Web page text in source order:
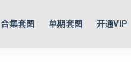
合集套图 单期套图 开通VIP
全部